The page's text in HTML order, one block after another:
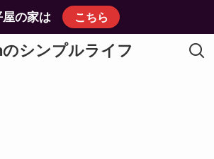
屋の家は こちら
シンプルライフ